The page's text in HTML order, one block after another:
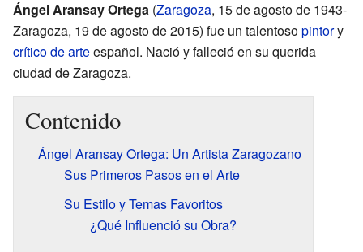
Ángel Aransay Ortega (Zaragoza, 15 de agosto de 1943-
Zaragoza, 19 de agosto de 2015) fue un talentosopintory
crítico de arteespañol. Nació y falleció en su querida
ciudad de Zaragoza.
Contenido
Ángel Aransay Ortega: Un Artista Zaragozano
Sus Primeros Pasos en el Arte
Su Estilo y Temas Favoritos
¿Qué Influenció su Obra?